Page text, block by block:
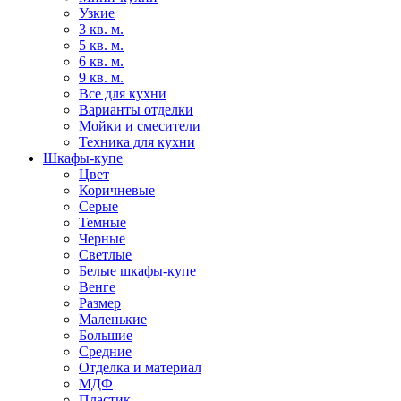
Узкие
3 кв. м.
5 кв. м.
6 кв. м.
9 кв. м.
Все для кухни
Варианты отделки
Мойки и смесители
Техника для кухни
Шкафы-купе
Цвет
Коричневые
Серые
Темные
Черные
Светлые
Белые шкафы-купе
Венге
Размер
Маленькие
Большие
Средние
Отделка и материал
МДФ